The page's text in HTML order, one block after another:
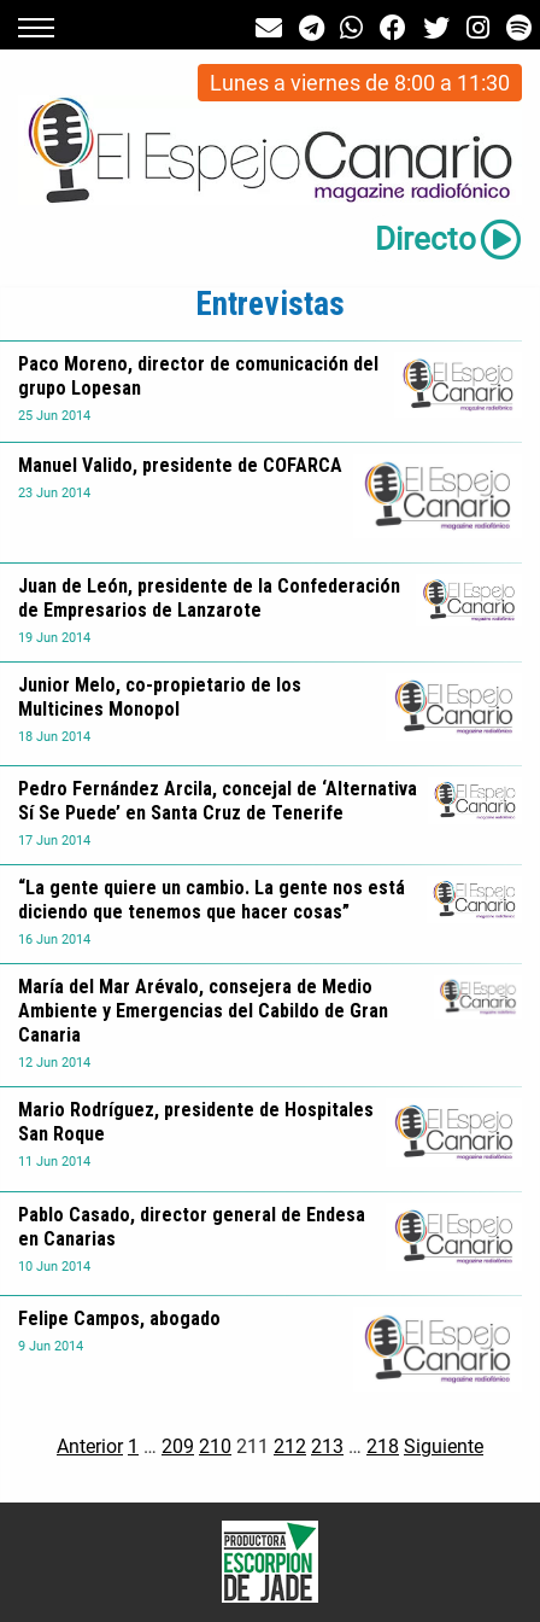
Lunes a viernes de 8:00 a 11:30
Directo
Entrevistas
25 Jun 2014
Paco Moreno, director de comunicación del
grupo Lopesan
23 Jun 2014
Manuel Valido, presidente de COFARCA
19 Jun 2014
Juan de León, presidente de la Confederación
de Empresarios de Lanzarote
18 Jun 2014
Junior Melo, co-propietario de los
Multicines Monopol
17 Jun 2014
Pedro Fernández Arcila, concejal de ‘Alternativa
Sí Se Puede’ en Santa Cruz de Tenerife
16 Jun 2014
“La gente quiere un cambio. La gente nos está
diciendo que tenemos que hacer cosas”
12 Jun 2014
María del Mar Arévalo, consejera de Medio
Ambiente y Emergencias del Cabildo de Gran
Canaria
11 Jun 2014
Mario Rodríguez, presidente de Hospitales
San Roque
10 Jun 2014
Pablo Casado, director general de Endesa
en Canarias
9 Jun 2014
Felipe Campos, abogado
Anterior 1 … 209 210 211 212 213 … 218 Siguiente